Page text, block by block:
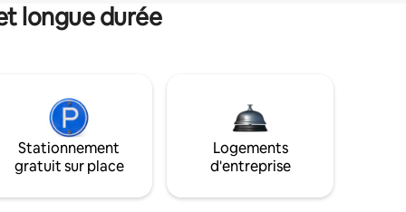
longue durée
Stationnement
gratuit sur place
Logements
d'entreprise